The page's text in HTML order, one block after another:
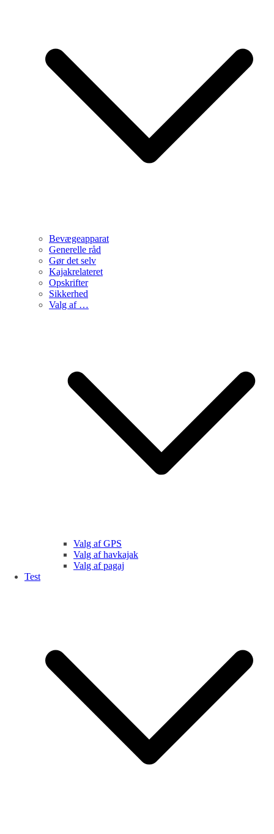
Bevægeapparat
Generelle råd
Gør det selv
Kajakrelateret
Opskrifter
Sikkerhed
Valg af …
Valg af GPS
Valg af havkajak
Valg af pagaj
Test